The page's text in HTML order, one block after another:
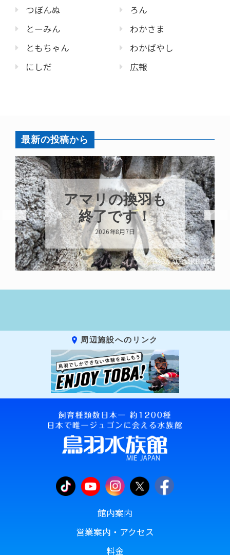
つぼんぬ
とーみん
ともちゃん
にしだ
ろん
わかさま
わかばやし
広報
最新の投稿から
アマリの換羽も
終了です！
2026年8月7日
周辺施設へのリンク
館内案内
営業案内・アクセス
料金